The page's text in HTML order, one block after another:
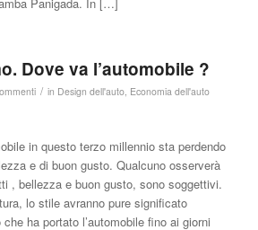
Dove va l’automobile ?
/ in Design dell'auto, Economia dell'auto
in questo terzo millennio sta perdendo
e di buon gusto. Qualcuno osserverà
, bellezza e buon gusto, sono soggettivi.
lo stile avranno pure significato
ha portato l’automobile fino ai giorni